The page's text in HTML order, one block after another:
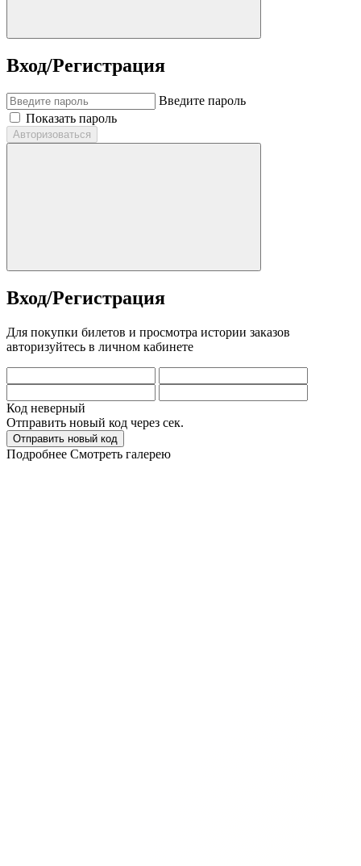
Вход/Регистрация
Введите пароль
Показать пароль
Авторизоваться
Вход/Регистрация
Для покупки билетов и просмотра истории заказов
авторизуйтесь в личном кабинете
Код неверный
Отправить новый код через сек.
Отправить новый код
Подробнее Смотреть галерею